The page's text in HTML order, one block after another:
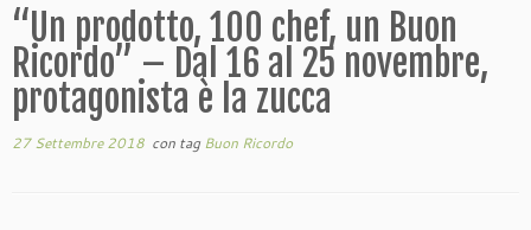
“Un prodotto, 100 chef, un Buon
Ricordo” – Dal 16 al 25 novembre,
protagonista è la zucca
27 Settembre 2018 con tagBuon Ricordo